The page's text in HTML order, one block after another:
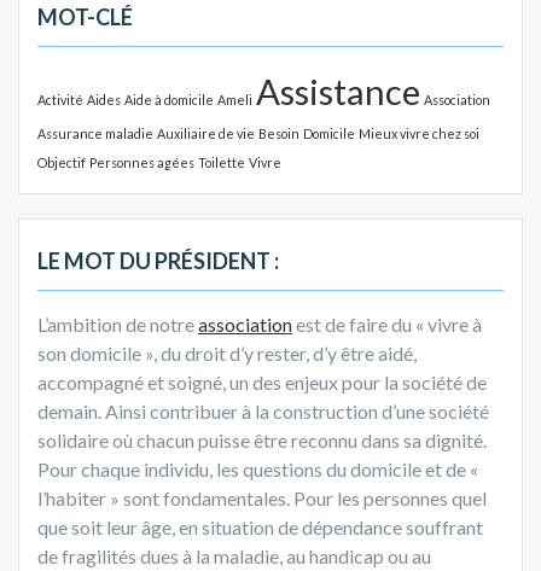
e
r
h
e
r
:
MOT-CLÉ
Activité Aides Aide à domicile Ameli Assistance Association
Assurance maladie Auxiliaire de vie Besoin Domicile Mieux vivre chez soi
Objectif Personnes agées Toilette Vivre
LE MOT DU PRÉSIDENT :
L’ambition de notreassociationest de faire du « vivre à
son domicile », du droit d’y rester, d’y être aidé,
accompagné et soigné, un des enjeux pour la société de
demain. Ainsi contribuer à la construction d’une société
solidaire où chacun puisse être reconnu dans sa dignité.
Pour chaque individu, les questions du domicile et de «
l’habiter » sont fondamentales. Pour les personnes quel
que soit leur âge, en situation de dépendance souffrant
de fragilités dues à la maladie, au handicap ou au